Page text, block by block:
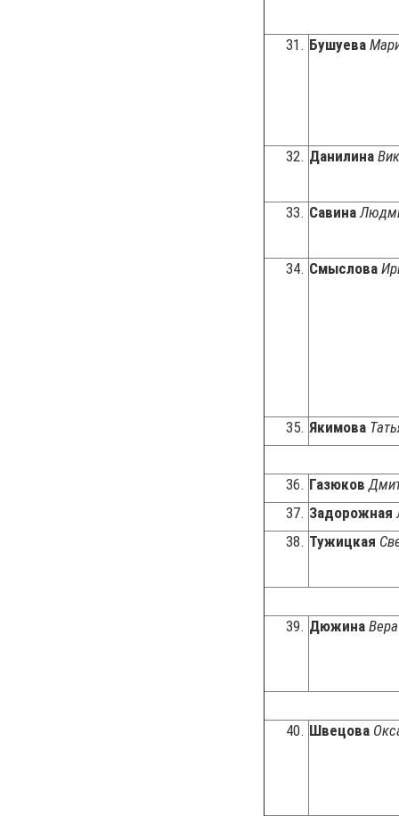
31. Бушуева
32. Данилина
33. Савина
34. Смыслова
35. Якимова
36. Газюков
37. Задорожная
38. Тужицкая
39. Дюжина
40. Швецова